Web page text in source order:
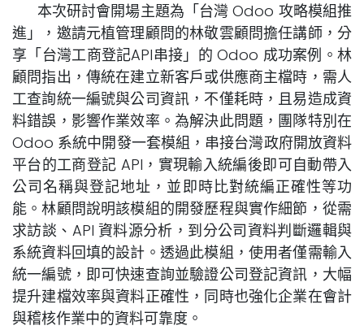
本次研討會開場主題為「台灣 Odoo 攻略模組推
進」，邀請元植管理顧問的林敬雲顧問擔任講師，分
享「台灣工商登記API串接」的 Odoo 成功案例。林
顧問指出，傳統在建立新客戶或供應商主檔時，需人
工查詢統一編號與公司資訊，不僅耗時，且易造成資
料錯誤，影響作業效率。為解決此問題，團隊特別在
Odoo 系統中開發一套模組，串接台灣政府開放資料
平台的工商登記 API，實現輸入統編後即可自動帶入
公司名稱與登記地址，並即時比對統編正確性等功
能。林顧問說明該模組的開發歷程與實作細節，從需
求訪談、API 資料源分析，到分公司資料判斷邏輯與
系統資料回填的設計。透過此模組，使用者僅需輸入
統一編號，即可快速查詢並驗證公司登記資訊，大幅
提升建檔效率與資料正確性，同時也強化企業在會計
與稽核作業中的資料可靠度。